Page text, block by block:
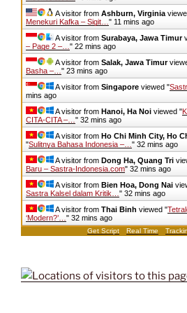
A visitor from Ashburn, Virginia
Menekuri Kafka – Sigit… " 11 mins ago
A visitor from Surabaya, Jawa Timur
– Page 2 –… " 22 mins ago
A visitor from Salak, Jawa Timur
Basha –… " 23 mins ago
A visitor from Singapore viewed "
mins ago
A visitor from Hanoi, Ha Noi viewed "
CITA-CITA –… " 32 mins ago
A visitor from Ho Chi Minh City, Ho
"Sulitnya Bahasa Indonesia –… " 32 mins ago
A visitor from Dong Ha, Quang Tri
Baru – Sastra-Indonesia.com" 32 mins ago
A visitor from Bien Hoa, Dong Nai
Sastra Kalsel dalam Kritik… " 32 mins ago
A visitor from Thai Binh viewed "
‘Modern?’… " 32 mins ago
Get Script Real Time